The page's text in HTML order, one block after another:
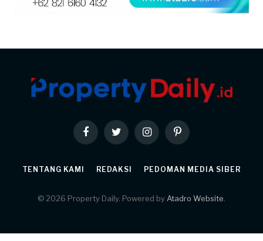
FacebookTwitter InstagramPinterest
TENTANG KAMI REDAKSI PEDOMAN MEDIA SIBER
© 2026 Property Daily. Powered by Atadro Website